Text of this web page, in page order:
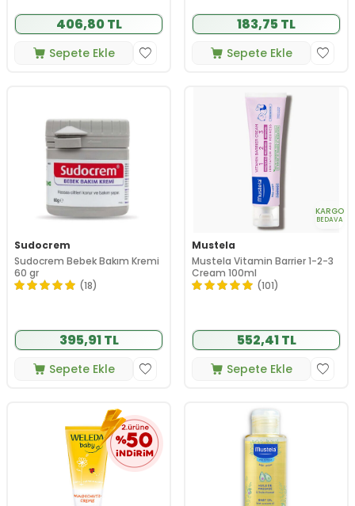
406,80 TL
Sepete Ekle
183,75 TL
Sepete Ekle
Sudocrem
Sudocrem Bebek Bakım Kremi
60 gr
(18)
395,91 TL
Sepete Ekle
KARGO
BEDAVA
Mustela
Mustela Vitamin Barrier 1-2-3
Cream 100ml
(101)
552,41 TL
Sepete Ekle